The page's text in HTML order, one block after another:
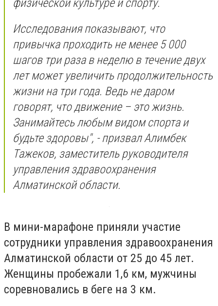
физической культуре и спорту.
Исследования показывают, что
привычка проходить не менее 5 000
шагов три раза в неделю в течение двух
лет может увеличить продолжительность
жизни на три года. Ведь не даром
говорят, что движение – это жизнь.
Занимайтесь любым видом спорта и
будьте здоровы", - призвал Алимбек
Тажеков, заместитель руководителя
управления здравоохранения
Алматинской области.
В мини-марафоне приняли участие
сотрудники управления здравоохранения
Алматинской области от 25 до 45 лет.
Женщины пробежали 1,6 км, мужчины
соревновались в беге на 3 км.